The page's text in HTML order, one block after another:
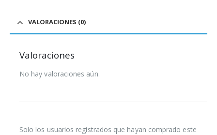
VALORACIONES (0)
Valoraciones
No hay valoraciones aún.
Solo los usuarios registrados que hayan comprado este